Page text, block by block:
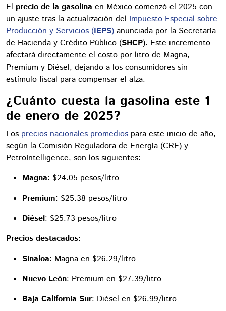
El precio de la gasolina en México comenzó el 2025 con
un ajuste tras la actualización del Impuesto Especial sobre
Producción y Servicios (IEPS) anunciada por la Secretaría
de Hacienda y Crédito Público (SHCP). Este incremento
afectará directamente el costo por litro de Magna,
Premium y Diésel, dejando a los consumidores sin
estímulo fiscal para compensar el alza.
¿Cuánto cuesta la gasolina este 1
de enero de 2025?
Los precios nacionales promedios para este inicio de año,
según la Comisión Reguladora de Energía (CRE) y
PetroIntelligence, son los siguientes:
Magna: $24.05 pesos/litro
Premium: $25.38 pesos/litro
Diésel: $25.73 pesos/litro
Precios destacados:
Sinaloa: Magna en $26.29/litro
Nuevo León: Premium en $27.39/litro
Baja California Sur: Diésel en $26.99/litro